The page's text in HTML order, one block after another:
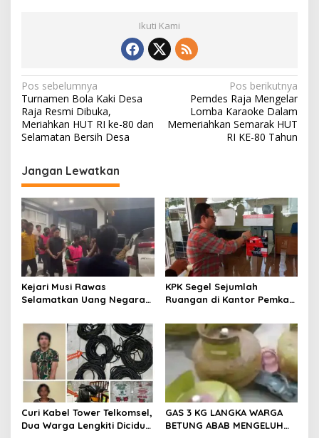
Ikuti Kami
N
a
v
g
a
s
i
p
o
s
Pos sebelumnya
Turnamen Bola Kaki Desa
Raja Resmi Dibuka,
Meriahkan HUT RI ke-80 dan
Selamatan Bersih Desa
Pos berikutnya
Pemdes Raja Mengelar
Lomba Karaoke Dalam
Memeriahkan Semarak HUT
RI KE-80 Tahun
Jangan Lewatkan
Kejari Musi Rawas
Selamatkan Uang Negara
KPK Segel Sejumlah
Ruangan di Kantor Pemkab
Ruang Kerja Bupati
Curi Kabel Tower Telkomsel,
Dua Warga Lengkiti Diciduk
GAS 3 KG LANGKA WARGA
BETUNG ABAB MENGELUH